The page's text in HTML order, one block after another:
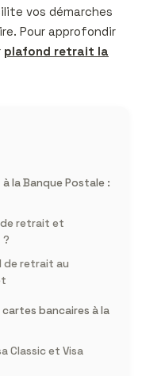
vos démarches
Pour approfondir
plafond retrait la
la Banque Postale :
de retrait et
de retrait au
bancaires à la
Classic et Visa